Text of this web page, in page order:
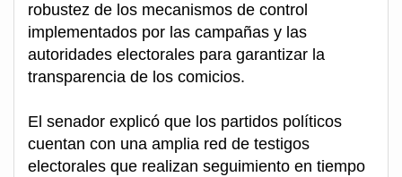
robustez de los mecanismos de control
implementados por las campañas y las
autoridades electorales para garantizar la
transparencia de los comicios.
El senador explicó que los partidos políticos
cuentan con una amplia red de testigos
electorales que realizan seguimiento en tiempo